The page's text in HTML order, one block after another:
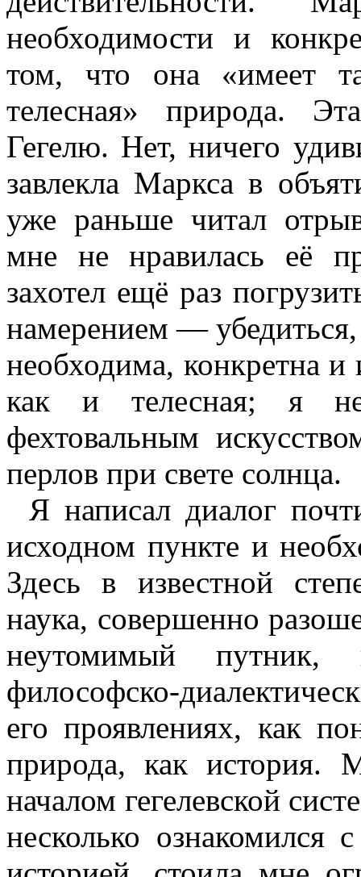
необходимости и
том, что она «имеет
телесная» при­рода.
Гегелю. Нет, ничего
завлекла Маркса в
уже раньше читал
мне не нравилась её
захотел ещё раз
намере­нием —
необходима, конкретна
как и телесная; я не
фехтовальным
перлов при свете солнца.
Я написал диалог
исходном пункте и
Здесь в известной
наука, совершенно
неутомимый
философско-
его проявлениях, как
природа, как история.
началом гегелевской
несколько ознакомился